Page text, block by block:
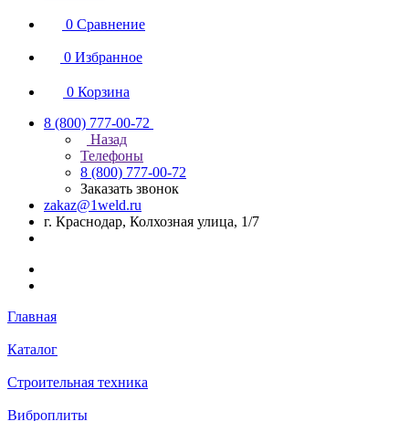
0 Сравнение
0 Избранное
0 Корзина
8 (800) 777-00-72
Назад
Телефоны
8 (800) 777-00-72
Заказать звонок
zakaz@1weld.ru
г. Краснодар, Колхозная улица, 1/7
Главная
Каталог
Строительная техника
Виброплиты